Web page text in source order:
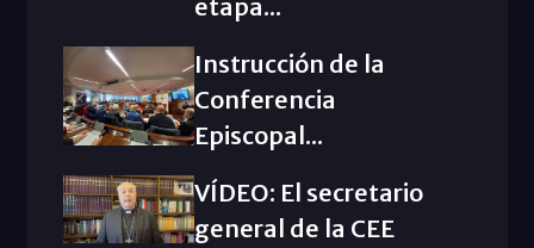
etapa...
Instrucción de la
Conferencia
Episcopal...
VÍDEO: El secretario
general de la CEE